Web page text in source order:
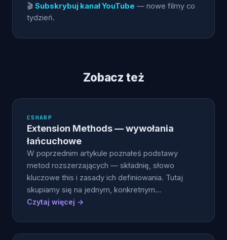
🎬 Subskrybuj kanał YouTube — nowe filmy co
tydzień.
Zobacz też
CSHARP
Extension Methods — wywołania
łańcuchowe
W poprzednim artykule poznałeś podstawy
metod rozszerzających — składnię, słowo
kluczowe this i zasady ich definiowania. Tutaj
skupiamy się na jednym, konkretnym…
Czytaj więcej →